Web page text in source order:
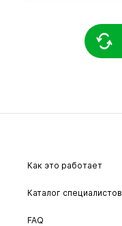
Как это работает
Каталог специалистов
FAQ